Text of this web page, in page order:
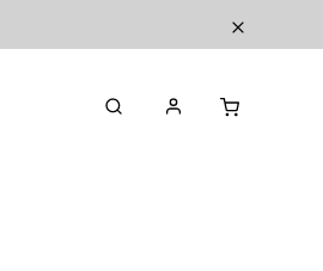
Doplňky